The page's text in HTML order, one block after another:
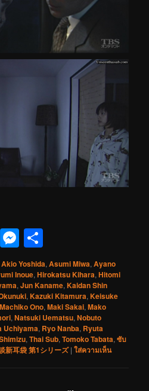
Threads
Messenger
Akio Yoshida,Asumi Miwa,Ayano
Inoue,Hirokatsu Kihara,Hitomi
,Jun Kaname,Kaidan Shin
,Kazuki Kitamura,Keisuke
Machiko Ono,Maki Sakai,Mako
,Natsuki Uematsu,Nobuto
Uchiyama, Ryo Nanba, Ryuta
,Thai Sub,Tomoko Tabata,ซับ
新耳袋 第1シリーズ |ใส่ความเห็น